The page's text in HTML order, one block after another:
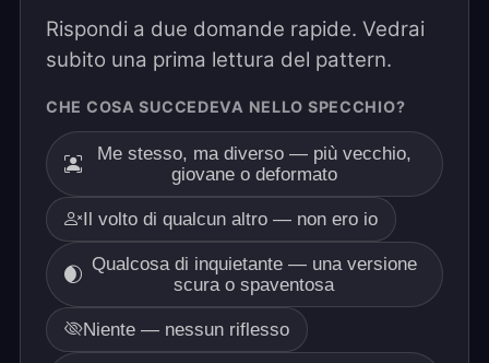
Rispondi a due domande rapide. Vedrai
subito una prima lettura del pattern.
CHE COSA SUCCEDEVA NELLO SPECCHIO?
Me stesso, ma diverso — più vecchio,
giovane o deformato
Il volto di qualcun altro — non ero io
Qualcosa di inquietante — una versione
scura o spaventosa
Niente — nessun riflesso